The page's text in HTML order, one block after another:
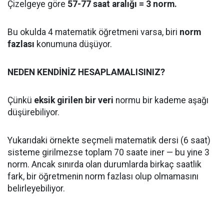
Çizelgeye göre 57-77 saat aralığı = 3 norm.
Bu okulda 4 matematik öğretmeni varsa, biri norm
fazlası konumuna düşüyor.
NEDEN KENDİNİZ HESAPLAMALISINIZ?
Çünkü eksik girilen bir veri normu bir kademe aşağı
düşürebiliyor.
Yukarıdaki örnekte seçmeli matematik dersi (6 saat)
sisteme girilmezse toplam 70 saate iner — bu yine 3
norm. Ancak sınırda olan durumlarda birkaç saatlik
fark, bir öğretmenin norm fazlası olup olmamasını
belirleyebiliyor.